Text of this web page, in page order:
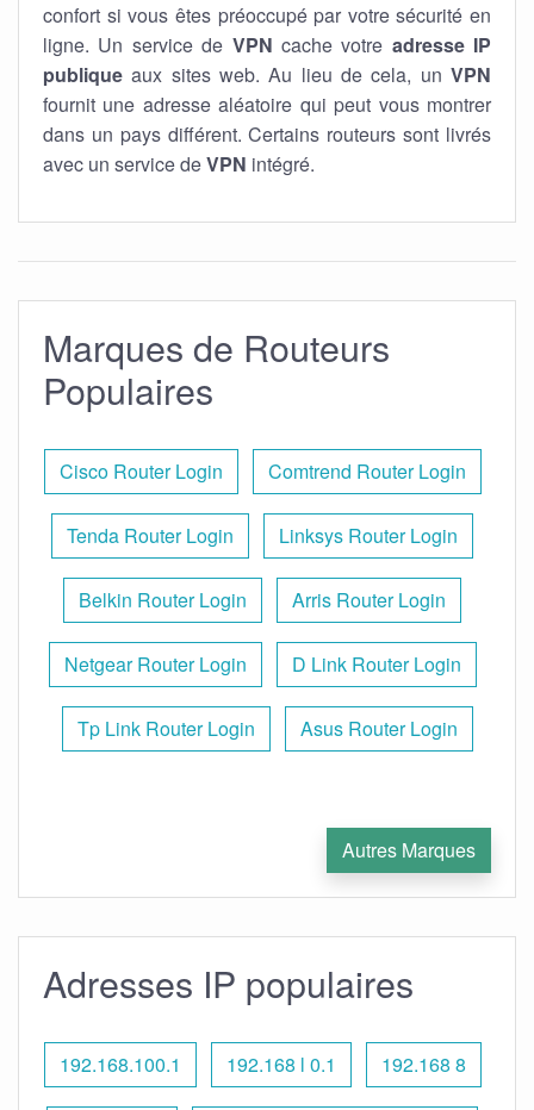
confort si vous êtes préoccupé par votre sécurité en
ligne. Un service de VPN cache votre adresse IP
publique aux sites web. Au lieu de cela, un VPN
fournit une adresse aléatoire qui peut vous montrer
dans un pays différent. Certains routeurs sont livrés
avec un service deVPN intégré.
Marques de Routeurs
Populaires
Cisco Router Login Comtrend Router Login
Tenda Router Login Linksys Router Login
Belkin Router Login Arris Router Login
Netgear Router Login D Link Router Login
Tp Link Router Login Asus Router Login
Autres Marques
Adresses IP populaires
192.168.100.1 192.168 l 0.1 192.168 8